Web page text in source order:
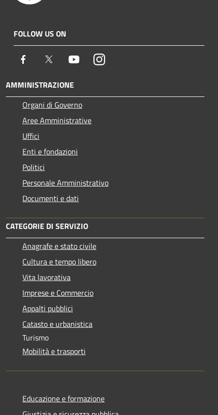
FOLLOW US ON
Facebook Twitter YoutubeInstagram
AMMINISTRAZIONE
Organi di Governo
Aree Amministrative
Uffici
Enti e fondazioni
Politici
Personale Amministrativo
Documenti e dati
CATEGORIE DI SERVIZIO
Anagrafe e stato civile
Cultura e tempo libero
Vita lavorativa
Imprese e Commercio
Appalti pubblici
Catasto e urbanistica
Turismo
Mobilità e trasporti
Educazione e formazione